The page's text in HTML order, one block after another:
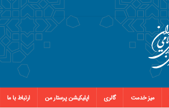
میز خدمت گالری اپلیکیشن پرستار من ارتباط با ما